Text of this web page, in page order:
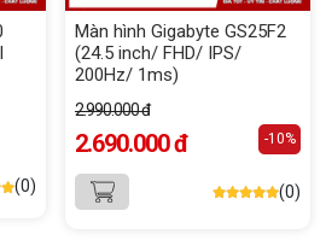
(0)
Màn hình Gigabyte GS25F2
(24.5 inch/ FHD/ IPS/
200Hz/ 1ms)
2.990.000 đ
2.690.000 đ -10%
(0)